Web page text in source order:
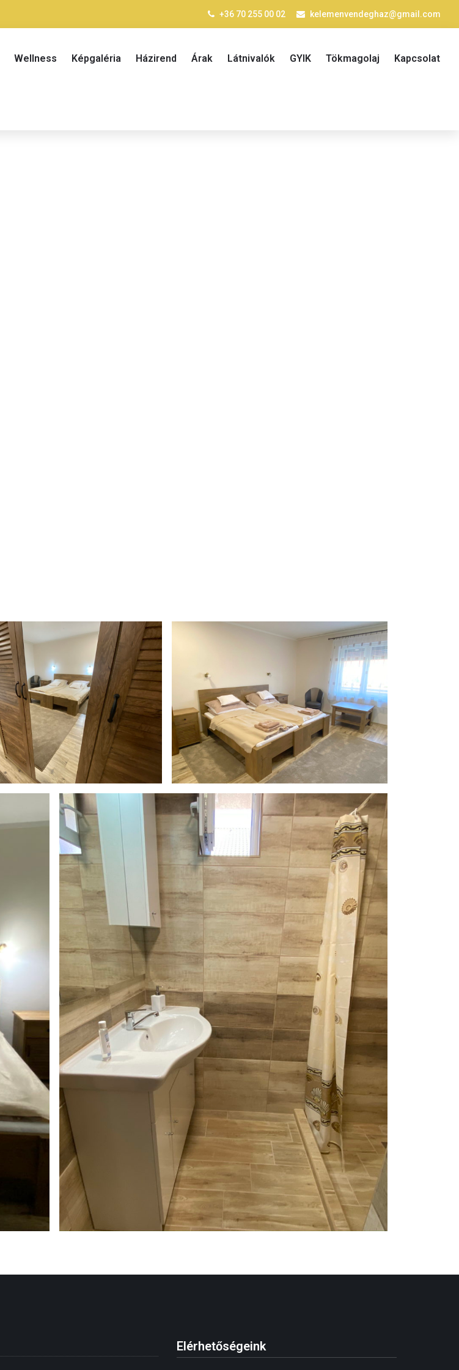
+36 70 255 00 02 kelemenvendeghaz@gmail.com
Wellness Képgaléria Házirend Árak Látnivalók GYIK Tökmagolaj Kapcsolat
Elérhetőségeink